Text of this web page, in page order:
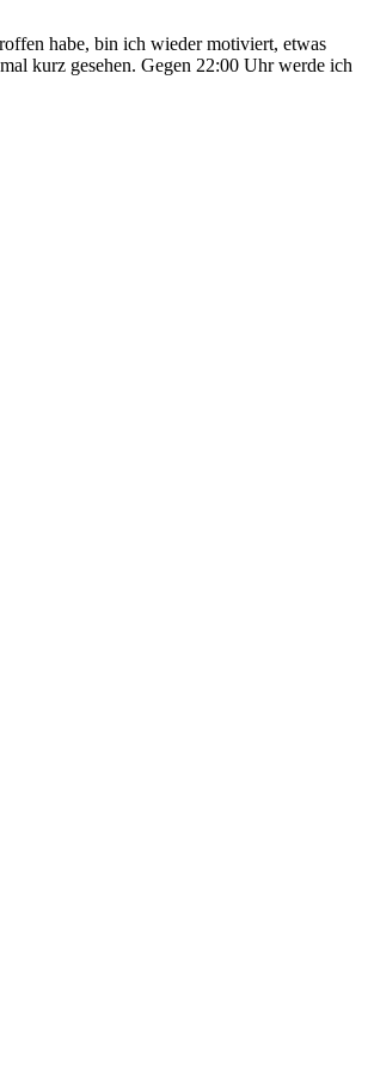
habe, bin ich wieder motiviert, etwas
kurz gesehen. Gegen 22:00 Uhr werde ich